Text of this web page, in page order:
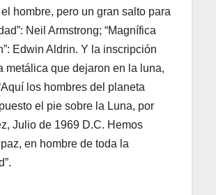
hombre, pero un gran salto para
Neil Armstrong; “Magnífica
Edwin Aldrin. Y la inscripción
metálica que dejaron en la luna,
los hombres del planeta
el pie sobre la Luna, por
Julio de 1969 D.C. Hemos
en hombre de toda la